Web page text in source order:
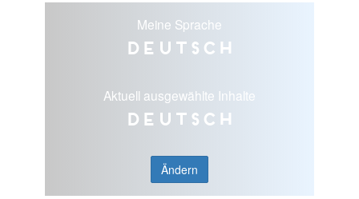
Meine Sprache
Deutsch
Aktuell ausgewählte Inhalte
Deutsch
Ändern